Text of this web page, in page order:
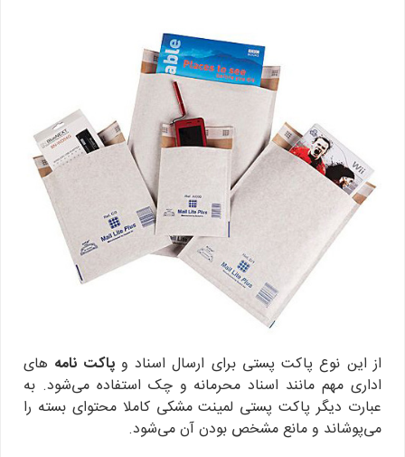
از این نوع پاکت پستی برای ارسال اسناد وپاکت نامه ‌های
اداری مهم مانند اسناد محرمانه و چک استفاده می‌شود. به
عبارت دیگر پاکت پستی لمینت مشکی کاملا محتوای بسته را
می‌پوشاند و مانع مشخص بودن آن می‌شود.